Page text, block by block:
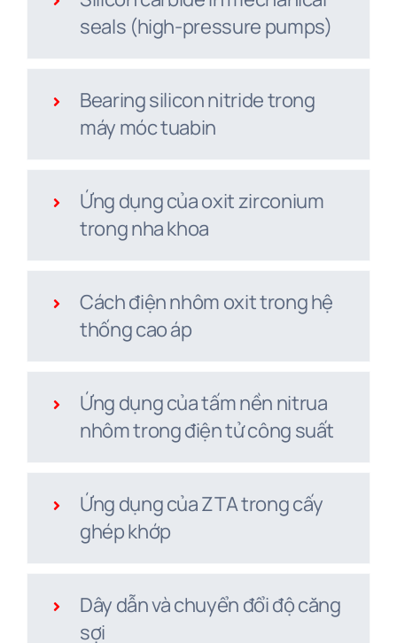
seals (high-pressure pumps)
Bearing silicon nitride trong
máy móc tuabin
Ứng dụng của oxit zirconium
trong nha khoa
Cách điện nhôm oxit trong hệ
thống cao áp
Ứng dụng của tấm nền nitrua
nhôm trong điện tử công suất
Ứng dụng của ZTA trong cấy
ghép khớp
Dây dẫn và chuyển đổi độ căng
sợi